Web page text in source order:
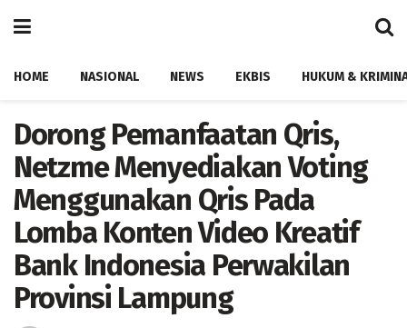
HOME NASIONAL NEWS EKBIS HUKUM &
Dorong Pemanfaatan Qris,
Netzme Menyediakan Voting
Menggunakan Qris Pada
Lomba Konten Video Kreatif
Bank Indonesia Perwakilan
Provinsi Lampung